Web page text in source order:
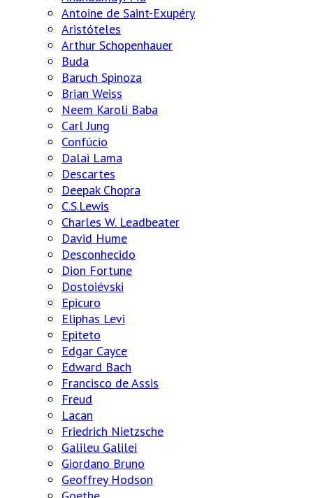
Antoine de Saint-Exupéry
Aristóteles
Arthur Schopenhauer
Buda
Baruch Spinoza
Brian Weiss
Neem Karoli Baba
Carl Jung
Confúcio
Dalai Lama
Descartes
Deepak Chopra
C.S.Lewis
Charles W. Leadbeater
David Hume
Desconhecido
Dion Fortune
Dostoiévski
Epicuro
Eliphas Levi
Epiteto
Edgar Cayce
Edward Bach
Francisco de Assis
Freud
Lacan
Friedrich Nietzsche
Galileu Galilei
Giordano Bruno
Geoffrey Hodson